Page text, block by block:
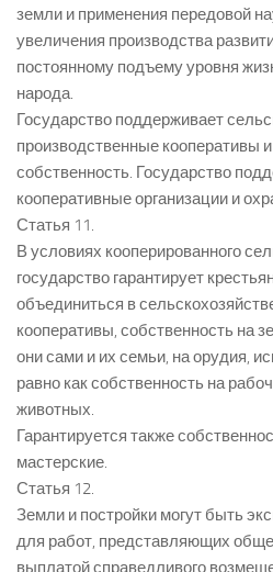
земли и применения передовой
увеличения производства
постоянному подъему уровня
народа.
Государство поддерживает
производственные кооперативы
собственность. Государство
кооперативные организации и
Статья 11.
В условиях кооперированного
государство гарантирует
объединиться в
кооперативы, собственность на
они сами и их семьи, на орудия,
равно как собственность на
животных.
Гарантируется также
мастерские.
Статья 12.
Земли и постройки могут быть
для работ, представляющих